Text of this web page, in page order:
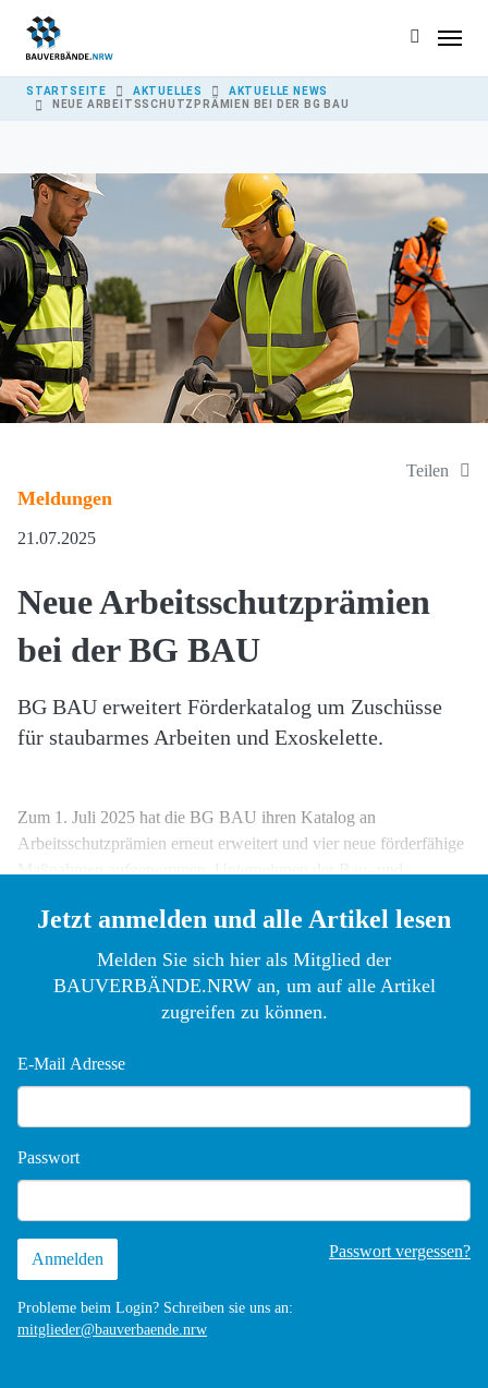
YOU ARE HERE:
STARTSEITE AKTUELLES
AKTUELLE NEWS
NEUE ARBEITSSCHUTZPRÄMIEN BEI DER BG BAU
Teilen
Meldungen
21.07.2025
Neue Arbeitsschutzprämien
bei der BG BAU
BG BAU erweitert Förderkatalog um Zuschüsse
für staubarmes Arbeiten und Exoskelette.
Zum 1. Juli 2025 hat die BG BAU ihren Katalog an
Arbeitsschutzprämien erneut erweitert und vier neue förderfähige
Jetzt anmelden und alle Artikel lesen
Melden Sie sich hier als Mitglied der
BAUVERBÄNDE.NRW an, um auf alle Artikel
zugreifen zu können.
E-Mail Adresse
Passwort
Passwort vergessen?
Probleme beim Login? Schreiben sie uns an:
mitglieder@bauverbaende.nrw